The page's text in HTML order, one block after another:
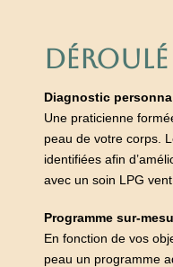
Diagnostic
Une praticienne
peau de votre corps.
identifiées afin
avec un soin LPG
Programme sur-
En fonction de vos
peau un programme